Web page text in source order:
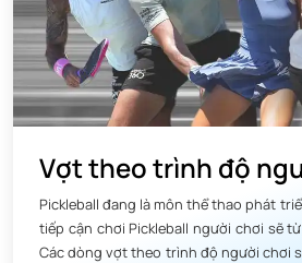
Vợt theo trình độ
Pickleball đang là môn thể thao phát
tiếp cận chơi Pickleball người chơi sẽ
Các dòng vợt theo trình độ người chơi